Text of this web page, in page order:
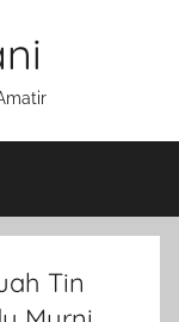
Tin